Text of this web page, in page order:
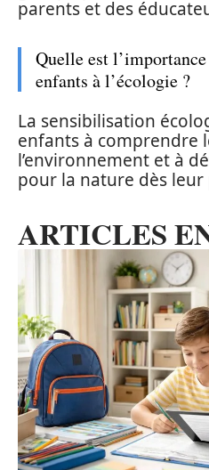
parents et des
Quelle est
enfants à l’écologie ?
La sensibilisation
enfants à comprendre
l’environnement et à
pour la nature dès leur
ARTICLES